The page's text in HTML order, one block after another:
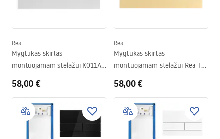
Rea
Mygtukas skirtas
montuojamam stelažui K011A-
58,00 €
Rea
Mygtukas skirtas
montuojamam stelažui Rea T
Brush
58,00 €